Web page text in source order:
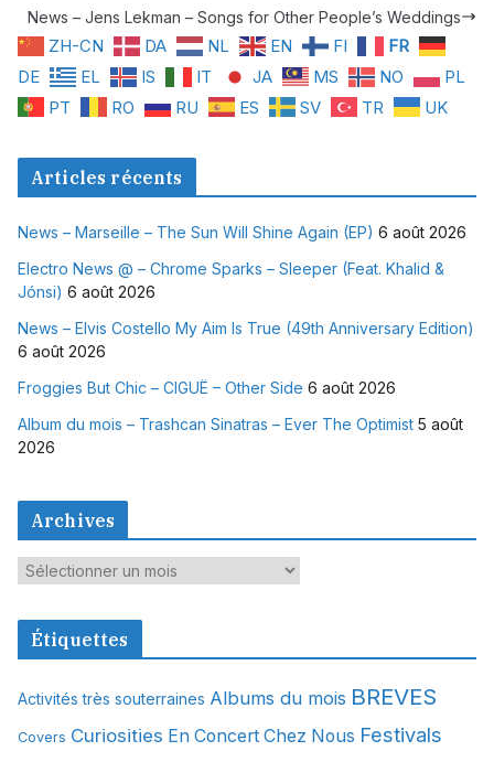
News – Jens Lekman – Songs for Other People’s Weddings
ZH-CN DA NL EN FI
FR
DE
EL IS IT JA MS NO
PL
PT
RO RU ES SV TR UK
Articles récents
News – Marseille – The Sun Will Shine Again (EP) 6 août 2026
Electro News @ – Chrome Sparks – Sleeper (Feat. Khalid &
Jónsi) 6 août 2026
News – Elvis Costello My Aim Is True (49th Anniversary Edition)
6 août 2026
Froggies But Chic – CIGUË – Other Side 6 août 2026
Album du mois – Trashcan Sinatras – Ever The Optimist 5 août
2026
Archives
A
c
v
e
Étiquettes
Activités très souterraines Albums du mois BREVES
Covers Curiosities En Concert Chez Nous Festivals